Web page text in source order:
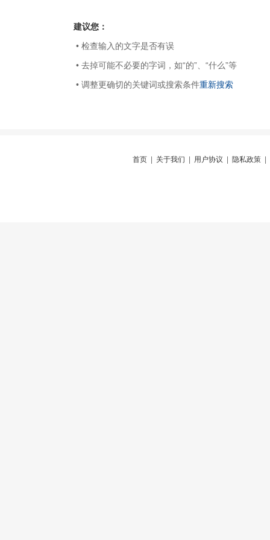
建议您：
• 检查输入的文字是否有误
• 去掉可能不必要的字词，如“的”、“什么”等
• 调整更确切的关键词或搜索条件重新搜索
首页 关于我们 用户协议 隐私政策